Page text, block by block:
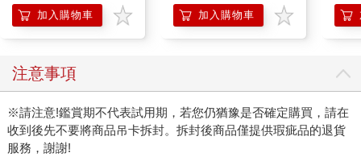
加入購物車 加入購物車
立
擺
您可能會喜歡